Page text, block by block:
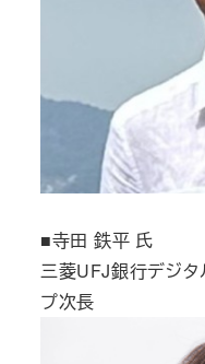
■寺田 鉄平 氏
三菱UFJ銀行デジ
プ次長